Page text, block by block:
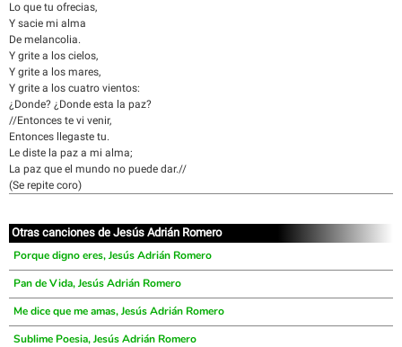
Lo que tu ofrecias,
Y sacie mi alma
De melancolia.
Y grite a los cielos,
Y grite a los mares,
Y grite a los cuatro vientos:
¿Donde? ¿Donde esta la paz?
//Entonces te vi venir,
Entonces llegaste tu.
Le diste la paz a mi alma;
La paz que el mundo no puede dar.//
(Se repite coro)
Otras canciones de Jesús Adrián Romero
Porque digno eres, Jesús Adrián Romero
Pan de Vida, Jesús Adrián Romero
Me dice que me amas, Jesús Adrián Romero
Sublime Poesia, Jesús Adrián Romero